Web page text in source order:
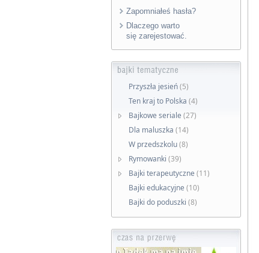
Zapomniałeś hasła?
Dlaczego warto
się zarejestować.
Przyszła jesień(5)
Ten kraj to Polska (4)
Bajkowe seriale (27)
Dla maluszka (14)
W przedszkolu(8)
Rymowanki (39)
Bajki terapeutyczne (11)
Bajki edukacyjne (10)
Bajki do poduszki (8)